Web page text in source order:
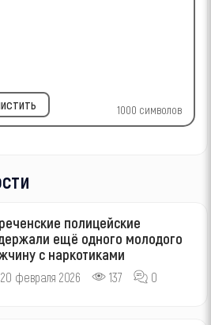
1000 символов
полицейские
ещё одного молодого
с наркотиками
20 февраля 2026 137 0